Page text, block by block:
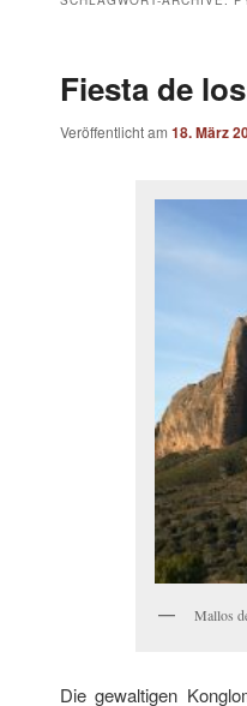
Fiesta de
Veröffentlicht am 18. März
Mallos
Die gewaltigen